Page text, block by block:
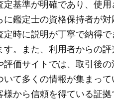
定基準が明確であり、使
に鑑定士の資格保持者が
定時に説明が丁寧で納得
す。また、利用者からの
評価サイトでは、取引後
いて多くの情報が集まっ
様から信頼を得ている証